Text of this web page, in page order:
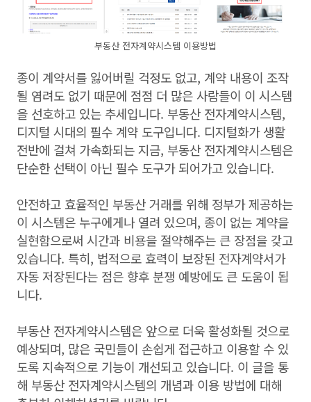
부동산 전자계약시스템 이용방법
종이 계약서를 잃어버릴 걱정도 없고, 계약 내용이 조작
될 염려도 없기 때문에 점점 더 많은 사람들이 이 시스템
을 선호하고 있는 추세입니다. 부동산 전자계약시스템,
디지털 시대의 필수 계약 도구입니다. 디지털화가 생활
전반에 걸쳐 가속화되는 지금, 부동산 전자계약시스템은
단순한 선택이 아닌 필수 도구가 되어가고 있습니다.
안전하고 효율적인 부동산 거래를 위해 정부가 제공하는
이 시스템은 누구에게나 열려 있으며, 종이 없는 계약을
실현함으로써 시간과 비용을 절약해주는 큰 장점을 갖고
있습니다. 특히, 법적으로 효력이 보장된 전자계약서가
자동 저장된다는 점은 향후 분쟁 예방에도 큰 도움이 됩
니다.
부동산 전자계약시스템은 앞으로 더욱 활성화될 것으로
예상되며, 많은 국민들이 손쉽게 접근하고 이용할 수 있
도록 지속적으로 기능이 개선되고 있습니다. 이 글을 통
해 부동산 전자계약시스템의 개념과 이용 방법에 대해